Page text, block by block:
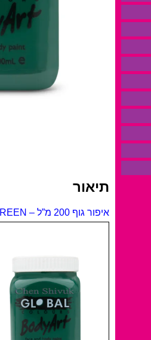
תיאור
איפור גוף 200 מ”ל – DEEP GREEN – איפור גוף – 8